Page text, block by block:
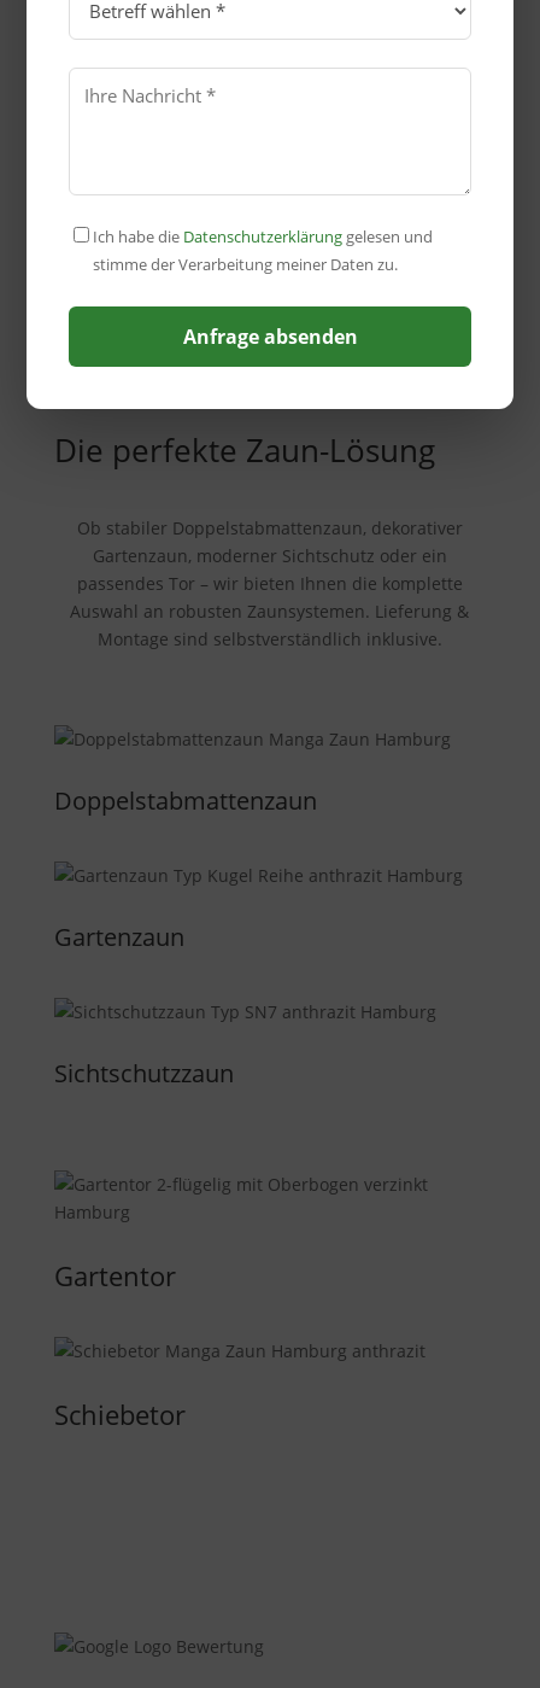
Schnittstellen versiegeln
Zaun sauber übergeben
Die perfekte Zaun-Lösung
Ob stabiler Doppelstabmattenzaun, dekorativer
Gartenzaun, moderner Sichtschutz oder ein
passendes Tor – wir bieten Ihnen die komplette
Auswahl an robusten Zaunsystemen. Lieferung &
Montage sind selbstverständlich inklusive.
Doppelstabmattenzaun
Gartenzaun
Sichtschutzzaun
Gartentor
Schiebetor
Ich habe die Datenschutzerklärung gelesen und
stimme der Verarbeitung meiner Daten zu.
Anfrage absenden